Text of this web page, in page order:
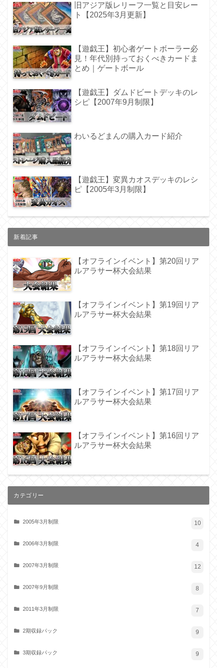
旧アジア版レリーフ一覧と目安レー
ト【2025年3月更新】
【遊戯王】初心者ゲートボーラー必
見！年代別持っておくべきカードま
とめ｜ゲートボール
【遊戯王】ダムドビートデッキのレ
シピ【2007年9月制限】
わいるどまんの購入カード紹介
【遊戯王】変異カオスデッキのレシ
ピ【2005年3月制限】
新着記事
【オフラインイベント】第20回リア
ルアラサー杯大会結果
【オフラインイベント】第19回リア
ルアラサー杯大会結果
【オフラインイベント】第18回リア
ルアラサー杯大会結果
【オフラインイベント】第17回リア
ルアラサー杯大会結果
【オフラインイベント】第16回リア
ルアラサー杯大会結果
カテゴリー
2005年3月制限 10
2006年3月制限 4
2007年3月制限 12
2007年9月制限 8
2011年3月制限 7
2期収録パック 9
3期収録パック 9